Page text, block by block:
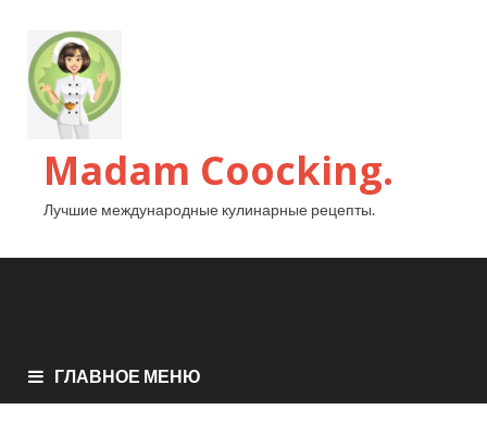
Madam Coocking.
Лучшие международные кулинарные рецепты.
ГЛАВНОЕ МЕНЮ